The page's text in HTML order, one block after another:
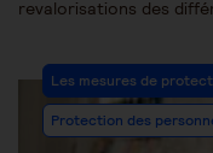
revalorisations des
Post
Category:
Les mesures de
Protection des